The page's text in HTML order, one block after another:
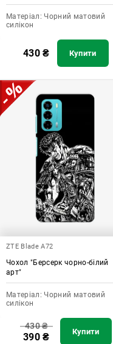
Матеріал: Чорний матовий
силікон
430₴ Купити
ZTE Blade A72
Чохол "Берсерк чорно-білий
арт"
Матеріал: Чорний матовий
силікон
430₴
390₴ Купити